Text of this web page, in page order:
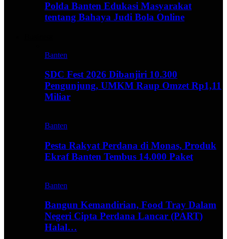
Polda Banten Edukasi Masyarakat
tentang Bahaya Judi Bola Online
Banten
SDC Fest 2026 Dibanjiri 10.300
Pengunjung, UMKM Raup Omzet Rp1,11
Miliar
Banten
Pesta Rakyat Perdana di Monas, Produk
Ekraf Banten Tembus 14.000 Paket
Banten
Bangun Kemandirian, Food Tray Dalam
Negeri Cipta Perdana Lancar (PART)
Halal…